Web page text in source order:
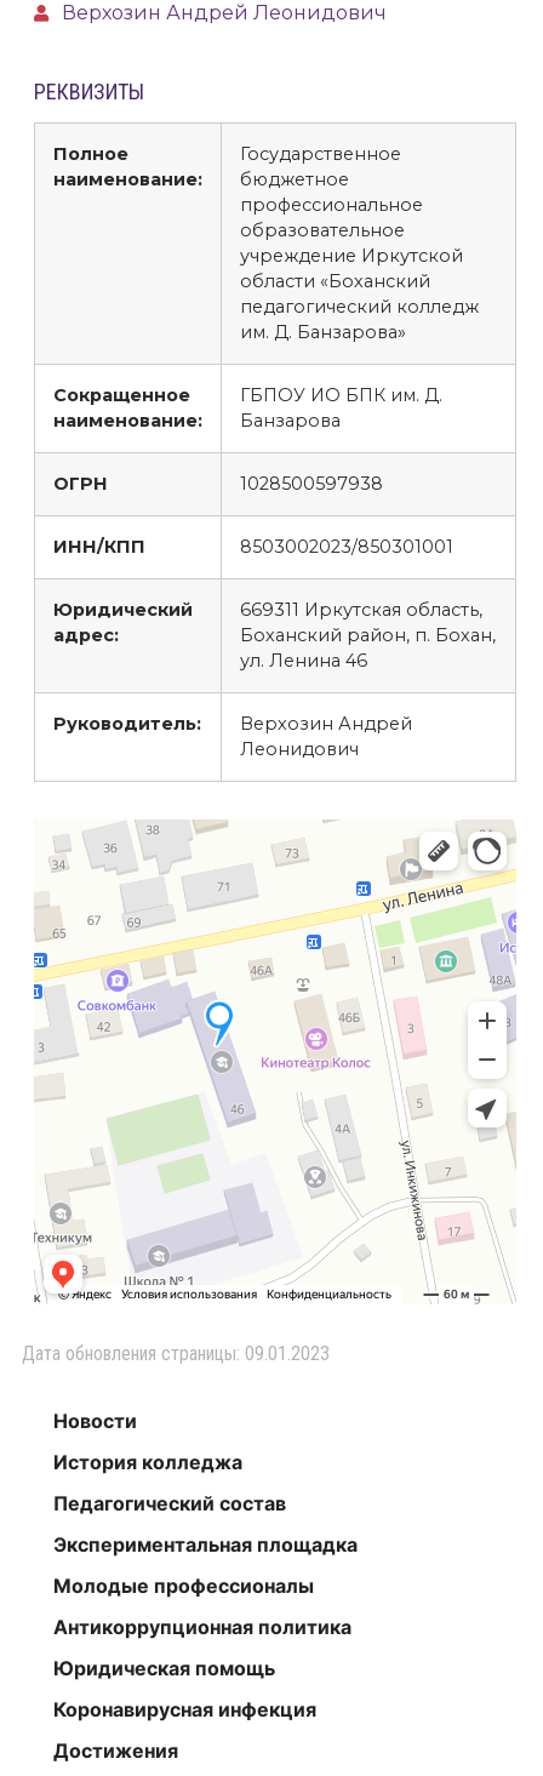
Верхозин Андрей Леонидович
РЕКВИЗИТЫ
Полное
наименование:
Государственное
бюджетное
профессиональное
образовательное
учреждение Иркутской
области «Боханский
педагогический колледж
им. Д. Банзарова»
Сокращенное
наименование:
ГБПОУ ИО БПК им. Д.
Банзарова
ОГРН 1028500597938
ИНН/КПП 8503002023/850301001
Юридический
адрес:
669311 Иркутская область,
Боханский район, п. Бохан,
ул. Ленина 46
Руководитель:
Верхозин Андрей
Леонидович
Дата обновления страницы: 09.01.2023
Новости
История колледжа
Педагогический состав
Экспериментальная площадка
Молодые профессионалы
Антикоррупционная политика
Юридическая помощь
Коронавирусная инфекция
Достижения